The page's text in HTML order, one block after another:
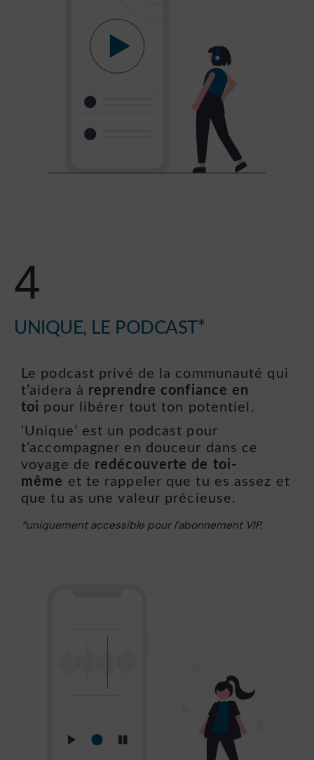
4
UNIQUE, LE PODCAST*
Le podcast privé de la communauté qui
t’aidera à reprendre confiance en
toi pour libérer tout ton potentiel.
‘Unique’ est un podcast pour
t’accompagner en douceur dans ce
voyage de redécouverte de toi-
même et te rappeler que tu es assez et
que tu as une valeur précieuse.
*uniquement accessible pour l’abonnement VIP.